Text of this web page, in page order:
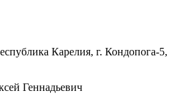
Карелия, г. Кондопога-5,
Геннадьевич